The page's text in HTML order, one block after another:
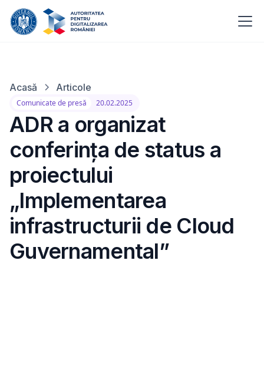
Acasă Articole
Comunicate de presă 20.02.2025
ADR a organizat
conferința de status a
proiectului
„Implementarea
infrastructurii de Cloud
Guvernamental”